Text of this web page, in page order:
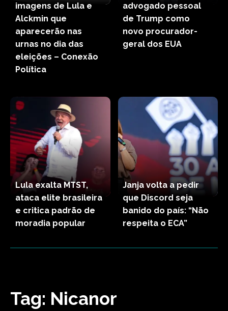
imagens de Lula e
Alckmin que
aparecerão nas
urnas no dia das
eleições – Conexão
Política
advogado pessoal
de Trump como
novo procurador-
geral dos EUA
Lula exalta MTST,
ataca elite brasileira
e critica padrão de
moradia popular
Janja volta a pedir
que Discord seja
banido do país: “Não
respeita o ECA”
Tag: Nicanor